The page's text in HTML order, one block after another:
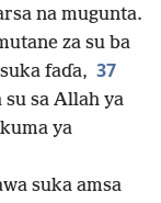
na mugunta.
za su ba
faɗa, 37
su sa Allah ya
ya
suka amsa